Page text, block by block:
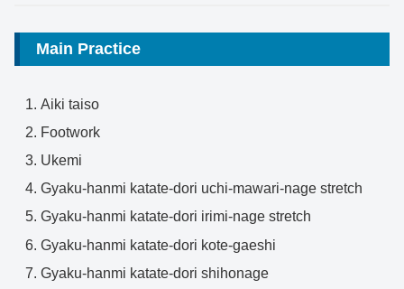
Main Practice
Aiki taiso
Footwork
Ukemi
Gyaku-hanmi katate-dori uchi-mawari-nage stretch
Gyaku-hanmi katate-dori irimi-nage stretch
Gyaku-hanmi katate-dori kote-gaeshi
Gyaku-hanmi katate-dori shihonage